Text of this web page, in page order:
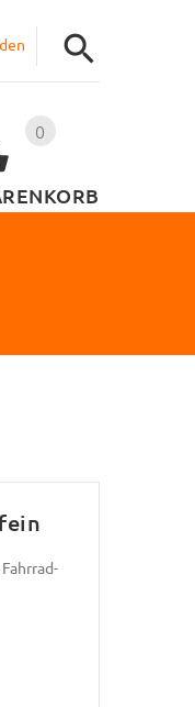
0